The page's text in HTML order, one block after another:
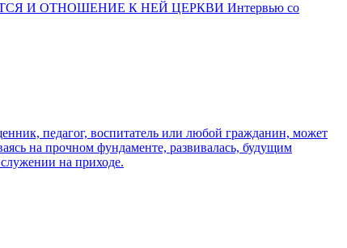
И ОТНОШЕНИЕ К НЕЙ ЦЕРКВИ Интервью со
педагог, воспитатель или любой гражданин, может
на прочном фундаменте, развивалась, будущим
на приходе.